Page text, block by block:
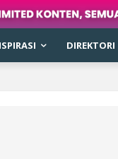
DIREKTORI